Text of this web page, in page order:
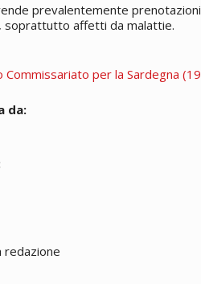
prevalentemente
soprattutto affetti da malattie.
Commissariato per la Sardegna
da:
redazione